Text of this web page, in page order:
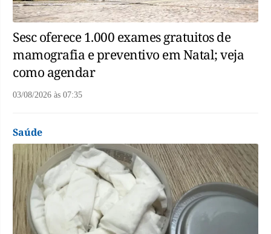
Sesc oferece 1.000 exames gratuitos de
mamografia e preventivo em Natal; veja
como agendar
03/08/2026 às 07:35
Saúde